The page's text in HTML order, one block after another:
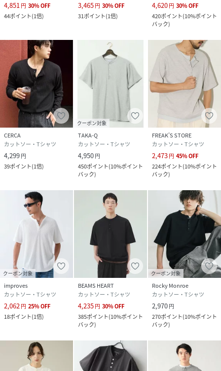
4,851円 30%OFF
44ポイント(1倍)
3,465円 30%OFF
31ポイント(1倍)
4,620円 30%OFF
420ポイント(10%ポイント
バック)
CERCA
カットソー・Tシャツ
4,299円
39ポイント(1倍)
クーポン対象
TAKA-Q
カットソー・Tシャツ
4,950円
450ポイント(10%ポイント
バック)
FREAK’S STORE
カットソー・Tシャツ
2,473円 45%OFF
224ポイント(10%ポイント
バック)
クーポン対象
improves
カットソー・Tシャツ
2,062 円 25%OFF
18ポイント(1倍)
BEAMS HEART
カットソー・Tシャツ
4,235円 30%OFF
385ポイント(10%ポイント
バック)
クーポン対象
Rocky Monroe
カットソー・Tシャツ
2,970円
270ポイント(10%ポイント
バック)